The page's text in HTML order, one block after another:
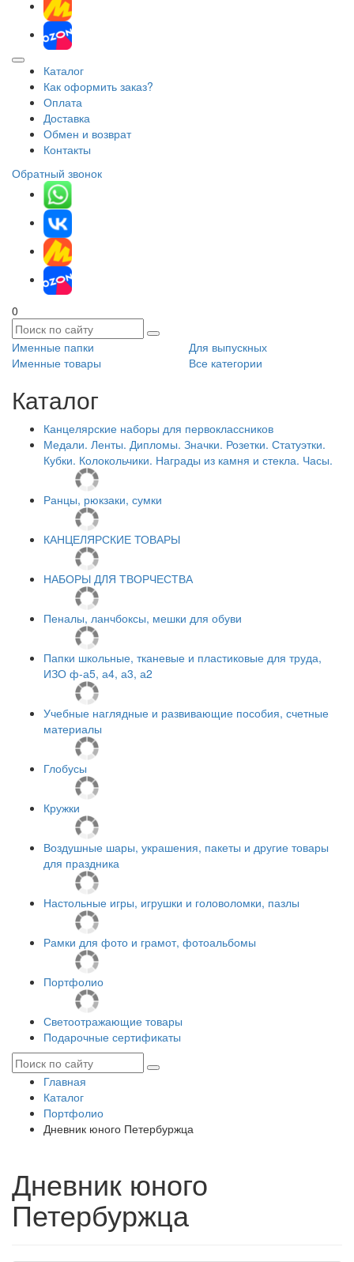
Каталог
Как оформить заказ?
Оплата
Доставка
Обмен и возврат
Контакты
Обратный звонок
0
Именные папки
Для выпускных
Именные товары
Все категории
Каталог
Канцелярские наборы для первоклассников
Медали. Ленты. Дипломы. Значки. Розетки. Статуэтки.
Кубки. Колокольчики. Награды из камня и стекла. Часы.
Ранцы, рюкзаки, сумки
КАНЦЕЛЯРСКИЕ ТОВАРЫ
НАБОРЫ ДЛЯ ТВОРЧЕСТВА
Пеналы, ланчбоксы, мешки для обуви
Папки школьные, тканевые и пластиковые для труда,
ИЗО ф-а5, а4, а3, а2
Учебные наглядные и развивающие пособия, счетные
материалы
Глобусы
Кружки
Воздушные шары, украшения, пакеты и другие товары
для праздника
Настольные игры, игрушки и головоломки, пазлы
Рамки для фото и грамот, фотоальбомы
Портфолио
Светоотражающие товары
Подарочные сертификаты
Главная
Каталог
Портфолио
Дневник юного Петербуржца
Дневник юного
Петербуржца